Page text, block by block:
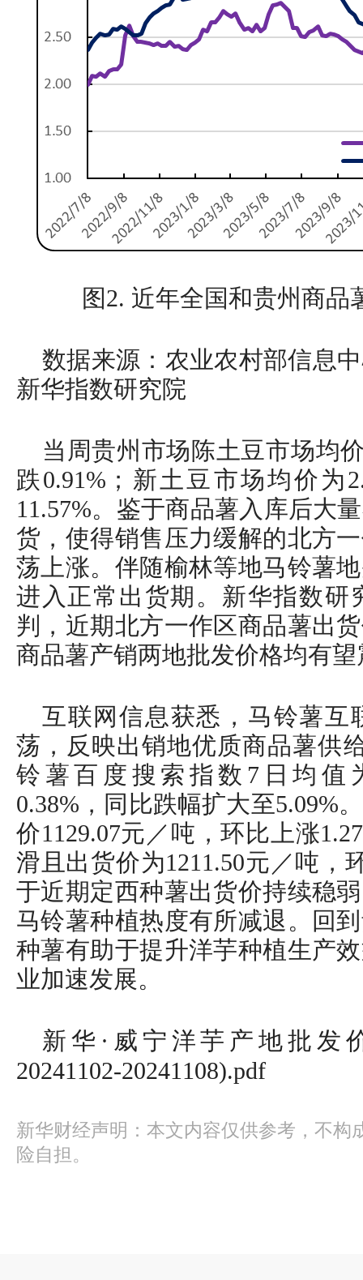
图2. 近年全国和贵州商品
数据来源：农业农村部信息
新华指数研究院
当周贵州市场陈土豆市场均
跌0.91%；新土豆市场均价为
11.57%。鉴于商品薯入库后大
货，使得销售压力缓解的北方
荡上涨。伴随榆林等地马铃薯
进入正常出货期。新华指数研
判，近期北方一作区商品薯出
商品薯产销两地批发价格均有
互联网信息获悉，马铃薯互
荡，反映出销地优质商品薯供
铃薯百度搜索指数7日均值
0.38%，同比跌幅扩大至5.09%
价1129.07元／吨，环比上涨
滑且出货价为1211.50元／吨，
于近期定西种薯出货价持续稳
马铃薯种植热度有所减退。回
种薯有助于提升洋芋种植生产
业加速发展。
新华·威宁洋芋产地批发
20241102-20241108).pdf
新华财经声明：本文内容仅供参考，不构
险自担。